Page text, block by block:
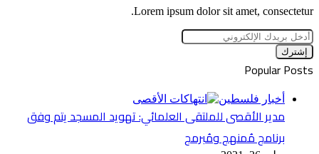
Lorem ipsum dolor sit amet, consectetur.
أدخل
بريدك
الإلكتروني
Popular Posts
أخبار فلسطين
مدير الأقصى للملتقى العلمائي: تهويد المسجد يتم وفق
برنامج مُمنهج ومُبرمج